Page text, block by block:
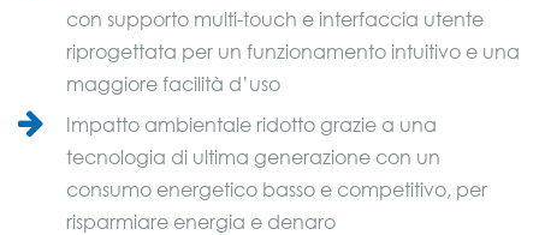
con supporto multi-touch e interfaccia utente
riprogettata per un funzionamento intuitivo e una
maggiore facilità d’uso
Impatto ambientale ridotto grazie a una
tecnologia di ultima generazione con un
consumo energetico basso e competitivo, per
risparmiare energia e denaro